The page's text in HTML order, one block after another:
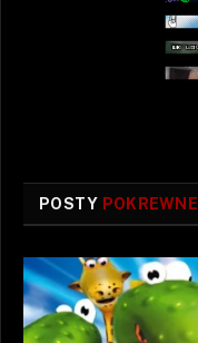
POSTY POKREWNE